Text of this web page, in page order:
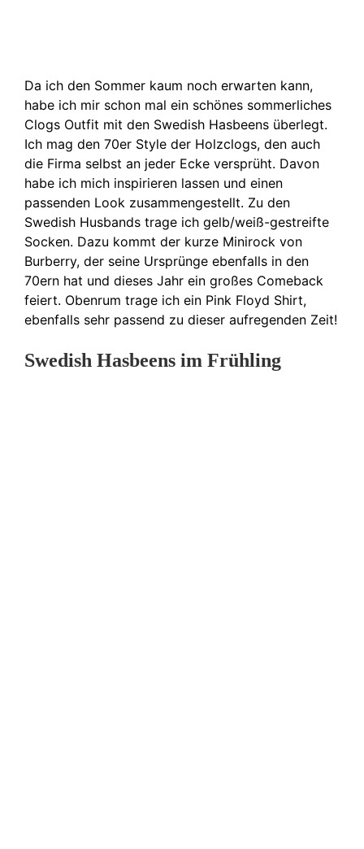
Da ich den Sommer kaum noch erwarten kann,
habe ich mir schon mal ein schönes sommerliches
Clogs Outfit mit den Swedish Hasbeens überlegt.
Ich mag den 70er Style der Holzclogs, den auch
die Firma selbst an jeder Ecke versprüht. Davon
habe ich mich inspirieren lassen und einen
passenden Look zusammengestellt. Zu den
Swedish Husbands trage ich gelb/weiß-gestreifte
Socken. Dazu kommt der kurze Minirock von
Burberry, der seine Ursprünge ebenfalls in den
70ern hat und dieses Jahr ein großes Comeback
feiert. Obenrum trage ich ein Pink Floyd Shirt,
ebenfalls sehr passend zu dieser aufregenden Zeit!
Swedish Hasbeens im Frühling